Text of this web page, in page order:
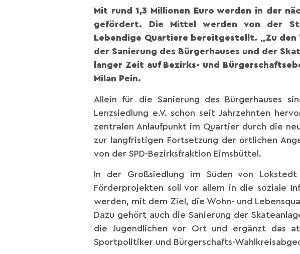
Mit rund 1,3 Millionen Euro werden in der
gefördert. Die Mittel werden von der
Lebendige Quartiere bereitgestellt. „Zu
der Sanierung des Bürgerhauses und der
langer Zeit auf Bezirks- und
Milan Pein.
Allein für die Sanierung des Bürgerhauses
Lenzsiedlung e.V. schon seit Jahrzehnten
zentralen Anlaufpunkt im Quartier durch die
zur langfristigen Fortsetzung der örtlichen
von der SPD-Bezirksfraktion Eimsbüttel.
In der Großsiedlung im Süden von
Förderprojekten soll vor allem in die soziale
werden, mit dem Ziel, die Wohn- und
Dazu gehört auch die Sanierung der
die Jugendlichen vor Ort und ergänzt das
Sportpolitiker und Bürgerschafts-